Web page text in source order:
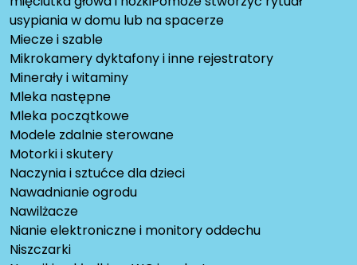
usypiania w domu lub na spacerze
Miecze i szable
Mikrokamery dyktafony i inne rejestratory
Minerały i witaminy
Mleka następne
Mleka początkowe
Modele zdalnie sterowane
Motorki i skutery
Naczynia i sztućce dla dzieci
Nawadnianie ogrodu
Nawilżacze
Nianie elektroniczne i monitory oddechu
Niszczarki